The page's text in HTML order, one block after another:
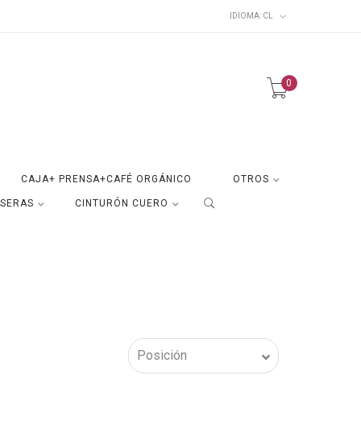
IDIOMA: CL
0
CAJA+ PRENSA+CAFÉ ORGÁNICO OTROS
CINTURÓN CUERO